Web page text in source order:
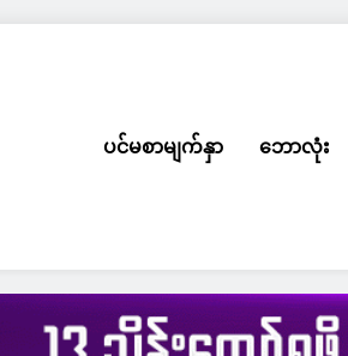
ပင်မစာမျက်နှာ ဘောလုံး